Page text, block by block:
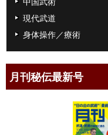
現代武道
身体操作／療術
月刊秘伝最新号